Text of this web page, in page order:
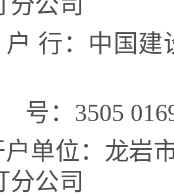
户 行：中国建
号： 3505
单位： 龙岩
分公司